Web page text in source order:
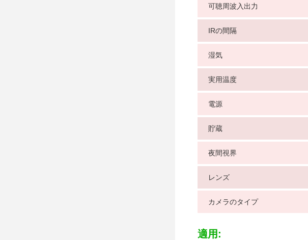
折り返
可聴周波入出力
IRの間隔
湿気
実用温度
電源
貯蔵
夜間視界
レンズ
カメラのタイプ
適用: